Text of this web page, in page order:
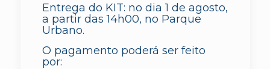
Entrega do KIT: no dia 1 de agosto,
a partir das 14h00, no Parque
Urbano.
O pagamento poderá ser feito
por: